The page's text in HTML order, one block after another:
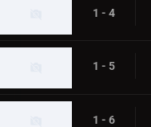
1 - 4
1 - 5
1 - 6